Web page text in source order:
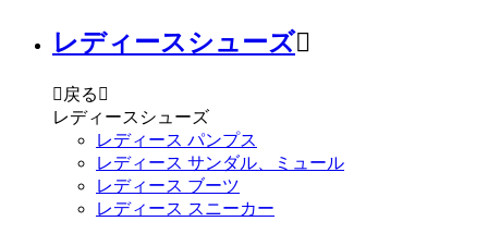
レディースシューズ
 戻る 
レディースシューズ
レディース パンプス
レディース サンダル、ミュール
レディース ブーツ
レディース スニーカー